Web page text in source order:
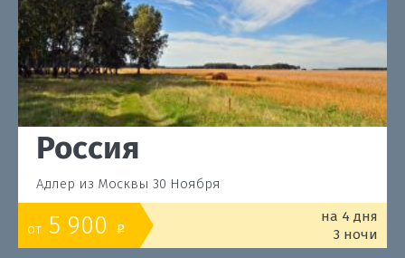
Россия
Адлер из Москвы 30 Ноября
от 5 900 o
на 4 дня
3 ночи